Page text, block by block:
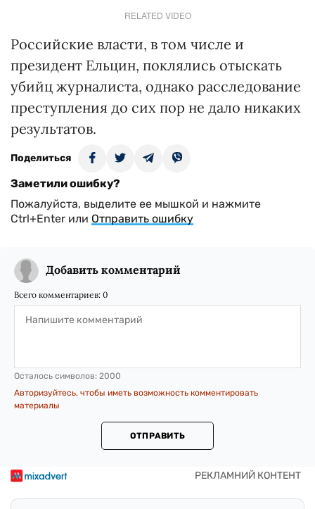
RELATED VIDEO
Российские власти, в том числе и
президент Ельцин, поклялись отыскать
убийц журналиста, однако расследование
преступления до сих пор не дало никаких
результатов.
Поделиться
Заметили ошибку?
Пожалуйста, выделите ее мышкой и нажмите
Ctrl+Enter или Отправить ошибку
Добавить комментарий
Всего комментариев: 0
Осталось символов: 2000
Авторизуйтесь, чтобы иметь возможность комментировать
материалы
ОТПРАВИТЬ